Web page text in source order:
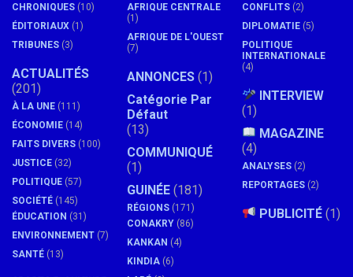
CHRONIQUES (10)
ÉDITORIAUX (1)
TRIBUNES (3)
ACTUALITÉS
(201)
À LA UNE (111)
ÉCONOMIE (14)
FAITS DIVERS (100)
JUSTICE (32)
POLITIQUE (57)
SOCIÉTÉ (145)
ÉDUCATION (31)
ENVIRONNEMENT (7)
SANTÉ (13)
AFRIQUE CENTRALE
(1)
AFRIQUE DE L'OUEST
(7)
ANNONCES (1)
Catégorie Par
Défaut
(13)
COMMUNIQUÉ
(1)
GUINÉE (181)
RÉGIONS (171)
CONAKRY (86)
KANKAN (4)
KINDIA (6)
CONFLITS (2)
DIPLOMATIE (5)
POLITIQUE
INTERNATIONALE
(4)
INTERVIEW
(1)
MAGAZINE
(4)
ANALYSES (2)
REPORTAGES (2)
PUBLICITÉ (1)